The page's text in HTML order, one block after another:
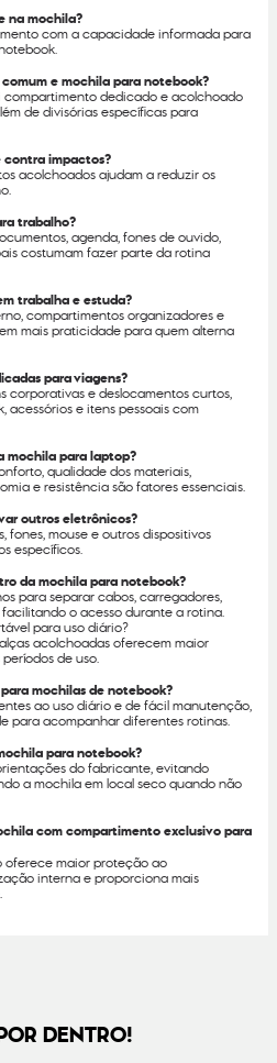
na mochila?
com a capacidade informada para
e mochila para notebook?
compartimento dedicado e acolchoado
de divisórias específicas para
impactos?
acolchoados ajudam a reduzir os
trabalho?
agenda, fones de ouvido,
costumam fazer parte da rotina
trabalha e estuda?
compartimentos organizadores e
mais praticidade para quem alterna
para viagens?
corporativas e deslocamentos curtos,
e itens pessoais com
mochila para laptop?
qualidade dos materiais,
e resistência são fatores essenciais.
outros eletrônicos?
fones, mouse e outros dispositivos
específicos.
da mochila para notebook?
para separar cabos, carregadores,
o acesso durante a rotina.
para uso diário?
acolchoadas oferecem maior
de uso.
mochilas de notebook?
ao uso diário e de fácil manutenção,
para acompanhar diferentes rotinas.
para notebook?
do fabricante, evitando
a mochila em local seco quando não
com compartimento exclusivo para
oferece maior proteção ao
interna e proporciona mais
DENTRO!